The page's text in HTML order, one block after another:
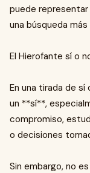
puede
una búsqueda
El Hierofante sí o
En una tirada de sí
un **sí**,
compromiso,
o decisiones
Sin embargo, no